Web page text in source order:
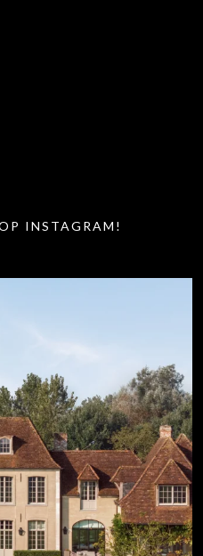
INSTAGRAM!